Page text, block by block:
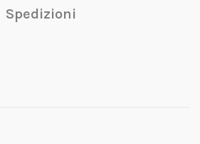
Spedizioni